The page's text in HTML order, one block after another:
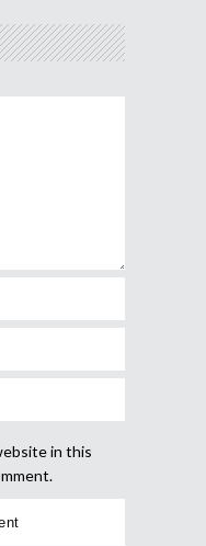
in this